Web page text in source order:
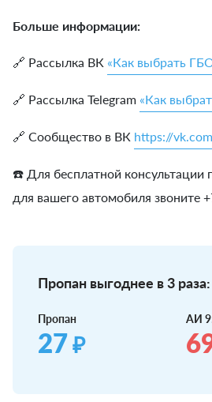
Больше информации:
🔗 Рассылка ВК «Как выбрать
🔗 Рассылка Telegram «Как
🔗 Сообщество в ВК https://
☎️ Для бесплатной консультации
для вашего автомобиля звоните
Пропан выгоднее в 3 раза:
Пропан
27₽
АИ